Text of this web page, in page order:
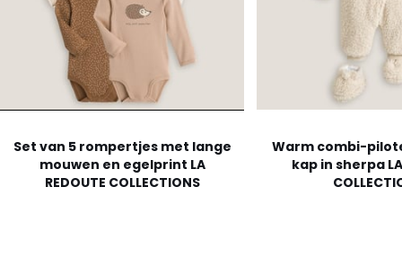
Set van 5 rompertjes met lange
mouwen en egelprint LA
REDOUTE COLLECTIONS
Warm combi-
kap in sherpa LA